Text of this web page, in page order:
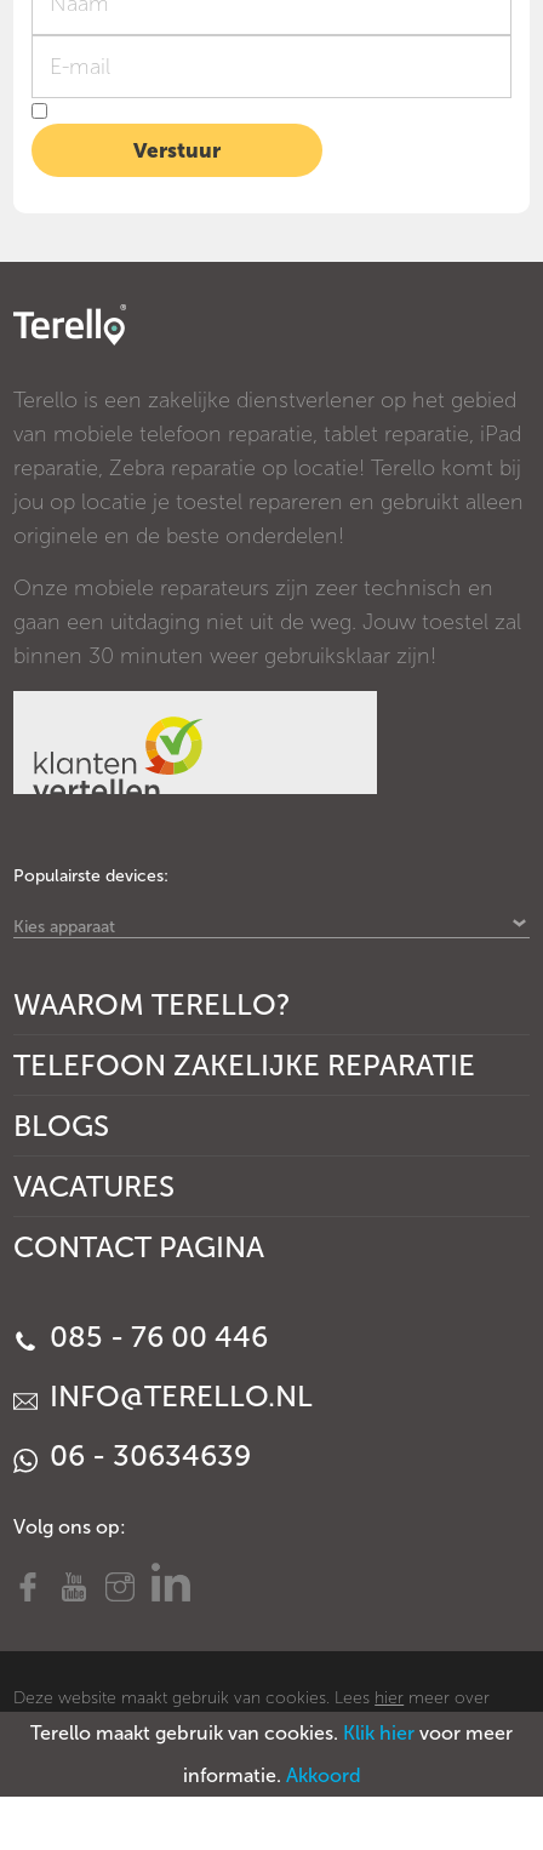
Terello maakt gebruik van cookies. Klik hier voor meer
informatie. Akkoord
Terello is een zakelijke dienstverlener op het gebied
van mobiele telefoon reparatie, tablet reparatie, iPad
reparatie, Zebra reparatie op locatie! Terello komt bij
jou op locatie je toestel repareren en gebruikt alleen
originele en de beste onderdelen!
Onze mobiele reparateurs zijn zeer technisch en
gaan een uitdaging niet uit de weg. Jouw toestel zal
binnen 30 minuten weer gebruiksklaar zijn!
Populairste devices:
Kies apparaat
WAAROM TERELLO?
TELEFOON ZAKELIJKE REPARATIE
BLOGS
VACATURES
CONTACT PAGINA
085 - 76 00 446
INFO@TERELLO.NL
06 - 30634639
Volg ons op:
Deze website maakt gebruik van cookies. Lees hier meer over
cookies.
Voorwaarden Privacy policy